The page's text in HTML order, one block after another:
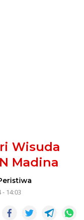
Wisuda
Madina
14:03